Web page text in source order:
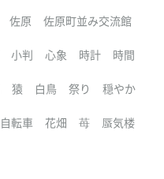
佐原 佐原町並み交流館
小判 心象 時計 時間
猿 白鳥 祭り 穏やか
自転車 花畑 苺 蜃気楼